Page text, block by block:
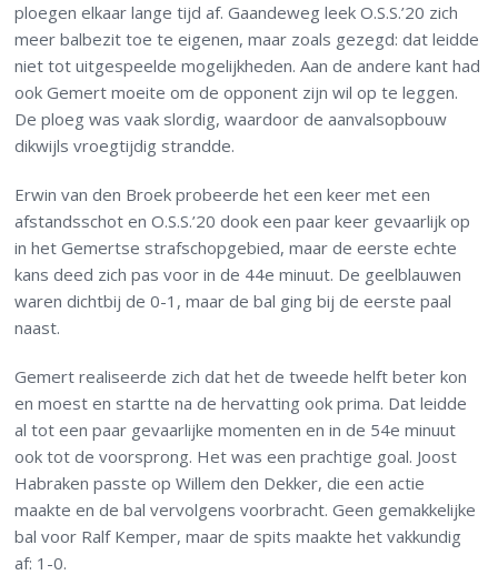
ploegen elkaar lange tijd af. Gaandeweg leek O.S.S.’20 zich
meer balbezit toe te eigenen, maar zoals gezegd: dat leidde
niet tot uitgespeelde mogelijkheden. Aan de andere kant had
ook Gemert moeite om de opponent zijn wil op te leggen.
De ploeg was vaak slordig, waardoor de aanvalsopbouw
dikwijls vroegtijdig strandde.
Erwin van den Broek probeerde het een keer met een
afstandsschot en O.S.S.’20 dook een paar keer gevaarlijk op
in het Gemertse strafschopgebied, maar de eerste echte
kans deed zich pas voor in de 44e minuut. De geelblauwen
waren dichtbij de 0-1, maar de bal ging bij de eerste paal
naast.
Gemert realiseerde zich dat het de tweede helft beter kon
en moest en startte na de hervatting ook prima. Dat leidde
al tot een paar gevaarlijke momenten en in de 54e minuut
ook tot de voorsprong. Het was een prachtige goal. Joost
Habraken passte op Willem den Dekker, die een actie
maakte en de bal vervolgens voorbracht. Geen gemakkelijke
bal voor Ralf Kemper, maar de spits maakte het vakkundig
af: 1-0.